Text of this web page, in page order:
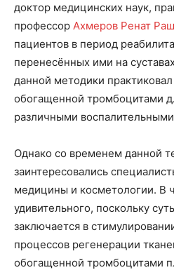
доктор медицинских наук,
профессор Ахмеров Ренат
пациентов в период
перенесённых ими на
данной методики
обогащенной тромбоцитами
различными
Однако со временем данной
заинтересовались
медицины и косметологии. В
удивительного, поскольку
заключается в
процессов регенерации
обогащенной тромбоцитами